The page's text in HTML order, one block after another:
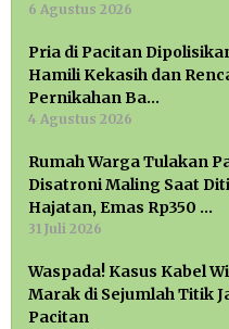
6 Agustus 2026
Pria di Pacitan
Hamili Kekasih dan
Pernikahan Ba…
4 Agustus 2026
Rumah Warga Tulakan
Disatroni Maling Saat
Hajatan, Emas Rp350 …
31 Juli 2026
Waspada! Kasus Kabel
Marak di Sejumlah Titik
Pacitan